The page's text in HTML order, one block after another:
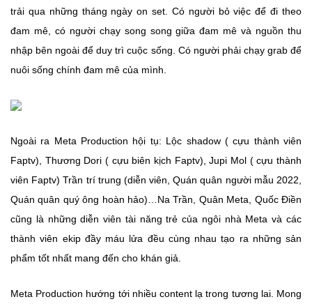
trải qua những tháng ngày on set. Có người bỏ việc để đi theo
đam mê, có người chạy song song giữa đam mê và nguồn thu
nhập bên ngoài để duy trì cuộc sống. Có người phải chạy grab để
nuôi sống chính đam mê của mình.
Ngoài ra Meta Production hội tụ: Lộc shadow ( cựu thành viên
Faptv), Thương Dori ( cựu biên kịch Faptv), Jupi Mol ( cựu thành
viên Faptv) Trần trí trung (diễn viên, Quán quân người mẫu 2022,
Quán quân quý ông hoàn hảo)…Na Trần, Quân Meta, Quốc Điền
cũng là những diễn viên tài năng trẻ của ngôi nhà Meta và các
thành viên ekip đầy máu lửa đều cùng nhau tạo ra những sản
phẩm tốt nhất mang đến cho khán giả.
Meta Production hướng tới nhiều content lạ trong tương lai. Mong